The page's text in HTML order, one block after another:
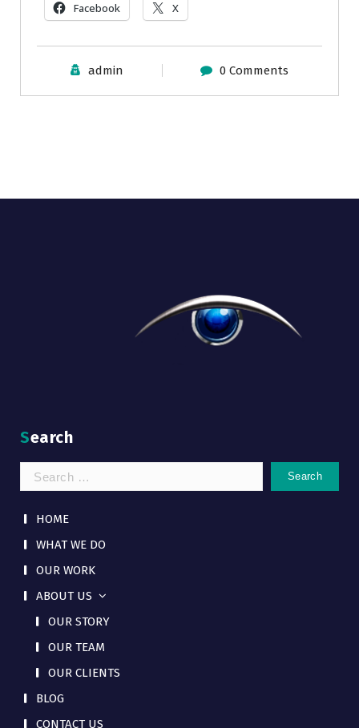
Facebook X
admin 0 Comments
Search
Search
for:
HOME
WHAT WE DO
OUR WORK
ABOUT US
OUR STORY
OUR TEAM
OUR CLIENTS
BLOG
CONTACT US